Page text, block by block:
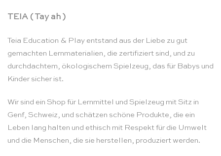
TEIA ( Tay ah )
Teia Education & Play entstand aus der Liebe zu gut
gemachten Lernmaterialien, die zertifiziert sind, und zu
durchdachtem, ökologischem Spielzeug, das für Babys und
Kinder sicher ist.
Wir sind ein Shop für Lernmittel und Spielzeug mit Sitz in
Genf, Schweiz, und schätzen schöne Produkte, die ein
Leben lang halten und ethisch mit Respekt für die Umwelt
und die Menschen, die sie herstellen, produziert werden.